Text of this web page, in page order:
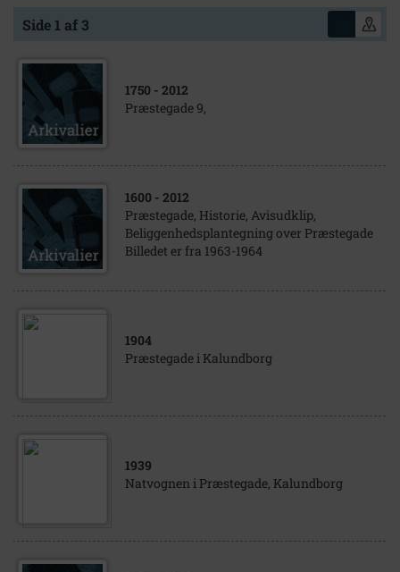
Side 1 af 3
1750 - 2012
Præstegade 9,
1600 - 2012
Præstegade, Historie, Avisudklip,
Beliggenhedsplantegning over Præstegade
Billedet er fra 1963-1964
1904
Præstegade i Kalundborg
1939
Natvognen i Præstegade, Kalundborg